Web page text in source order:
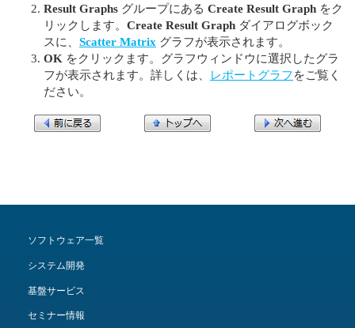
Result Graphs グループにある Create Result Graph をク
リックします。 Create Result Graph ダイアログボック
スに、 Scatter Matrix グラフが表示されます。
OK をクリックます。グラフウィンドウに選択したグラ
フが表示されます。詳しくは、
レポートグラフ をご覧く
ださい。
ソフトウェア一覧
システム開発
基盤サービス
セミナー情報